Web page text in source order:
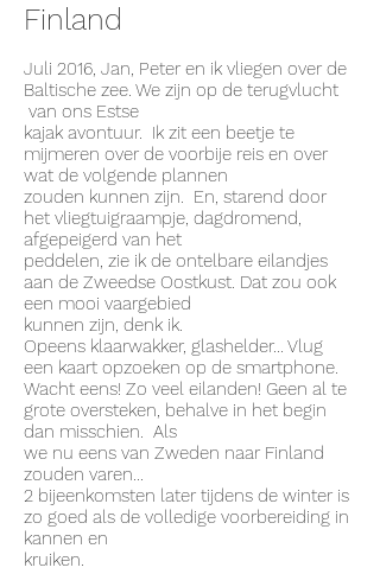
Finland
Juli 2016, Jan, Peter en ik vliegen over de
Baltische zee. We zijn op de terugvlucht
van ons Estse
kajak avontuur. Ik zit een beetje te
mijmeren over de voorbije reis en over
wat de volgende plannen
zouden kunnen zijn. En, starend door
het vliegtuigraampje, dagdromend,
afgepeigerd van het
peddelen, zie ik de ontelbare eilandjes
aan de Zweedse Oostkust. Dat zou ook
een mooi vaargebied
kunnen zijn, denk ik.
Opeens klaarwakker, glashelder... Vlug
een kaart opzoeken op de smartphone.
Wacht eens! Zo veel eilanden! Geen al te
grote oversteken, behalve in het begin
dan misschien. Als
we nu eens van Zweden naar Finland
zouden varen...
2 bijeenkomsten later tijdens de winter is
zo goed als de volledige voorbereiding in
kannen en
kruiken.